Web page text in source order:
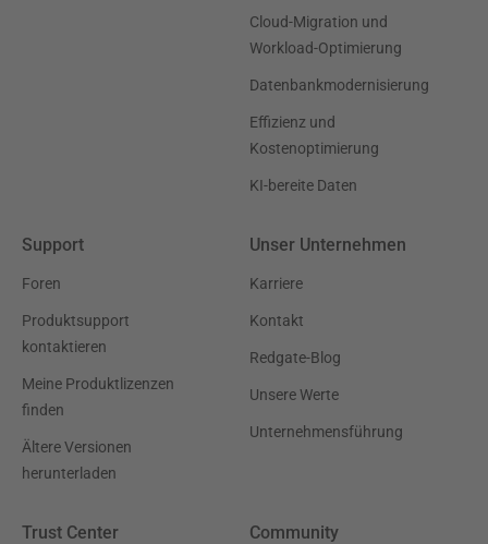
Cloud-Migration und
Workload-Optimierung
Datenbankmodernisierung
Effizienz und
Kostenoptimierung
KI-bereite Daten
Support
Foren
Produktsupport
kontaktieren
Meine Produktlizenzen
finden
Ältere Versionen
herunterladen
Unser Unternehmen
Karriere
Kontakt
Redgate-Blog
Unsere Werte
Unternehmensführung
Trust Center Community